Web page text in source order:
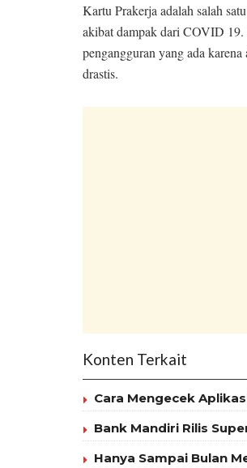
Kartu Prakerja adalah salah
akibat dampak dari COVID 19.
pengangguran yang ada
drastis.
Konten Terkait
Cara Mengecek
Bank Mandiri Rilis
Hanya Sampai Bulan